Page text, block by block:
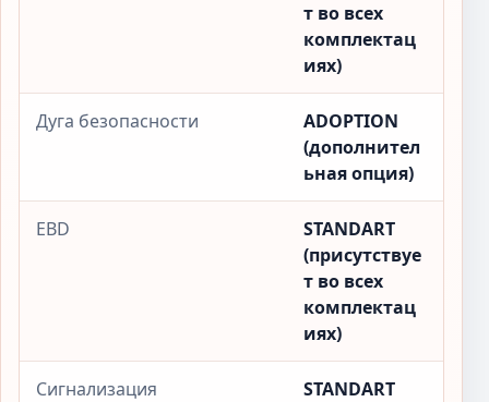
т во всех
комплектац
иях)
Дуга безопасности
ADOPTION
(дополнител
ьная опция)
EBD
STANDART
(присутствуе
т во всех
комплектац
иях)
Сигнализация
STANDART